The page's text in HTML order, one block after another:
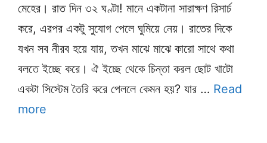
মেহের। রাত দিন ৩২ ঘণ্টা! মানে একটানা সারাক্ষণ রিসার্চ
করে, এরপর একটু সুযোগ পেলে ঘুমিয়ে নেয়। রাতের দিকে
যখন সব নীরব হয়ে যায়, তখন মাঝে মাঝে কারো সাথে কথা
বলতে ইচ্ছে করে। ঐ ইচ্ছে থেকে চিন্তা করল ছোট খাটো
একটা সিস্টেম তৈরি করে পেললে কেমন হয়? যার … Read
more